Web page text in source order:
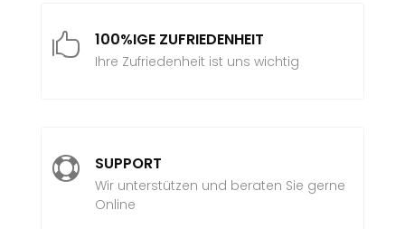
 100%IGE ZUFRIEDENHEIT
Ihre Zufriedenheit ist uns wichtig
 SUPPORT
Wir unterstützen und beraten Sie gerne
Online